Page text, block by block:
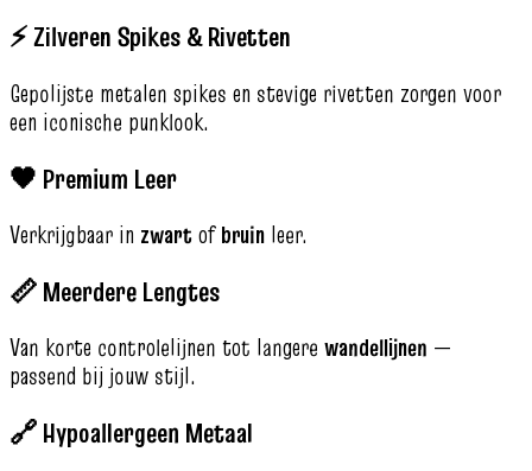
⚡ Zilveren Spikes & Rivetten
Gepolijste metalen spikes en stevige rivetten zorgen voor
een iconische punklook.
🖤 Premium Leer
Verkrijgbaar in zwartofbruin leer.
📏 Meerdere Lengtes
Van korte controlelijnen tot langere wandellijnen —
passend bij jouw stijl.
🔗 Hypoallergeen Metaal